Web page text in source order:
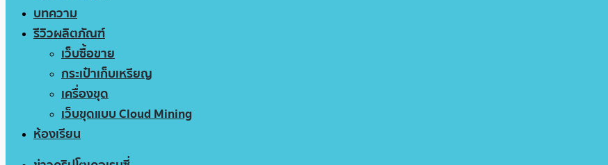
บทความ
รีวิวผลิตภัณฑ์
เว็บซื้อขาย
กระเป๋าเก็บเหรียญ
เครื่องขุด
เว็บขุดแบบ Cloud Mining
ห้องเรียน